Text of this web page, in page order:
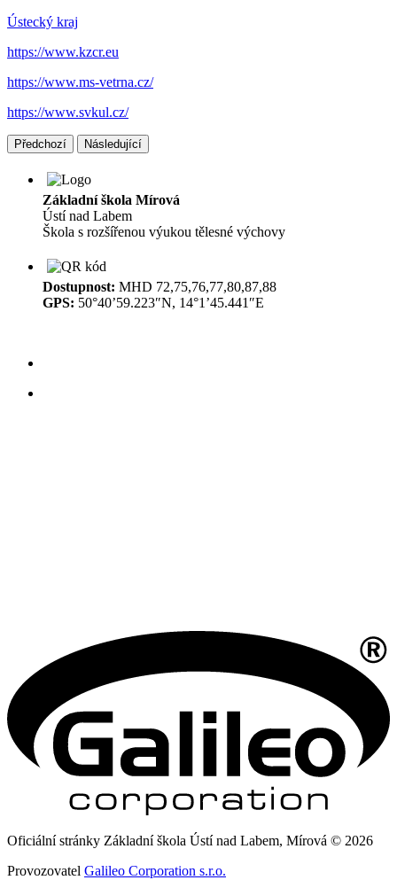
Ústecký kraj
https://www.kzcr.eu
https://www.ms-vetrna.cz/
https://www.svkul.cz/
Předchozí Následující
Základní škola Mírová
Ústí nad Labem
Škola s rozšířenou výukou tělesné výchovy
Dostupnost: MHD 72,75,76,77,80,87,88
GPS: 50°40’59.223″N, 14°1’45.441″E
Oficiální stránky Základní škola Ústí nad Labem, Mírová © 2026
Provozovatel Galileo Corporation s.r.o.